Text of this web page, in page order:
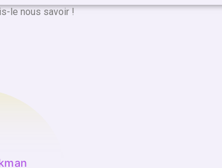
le nous savoir !